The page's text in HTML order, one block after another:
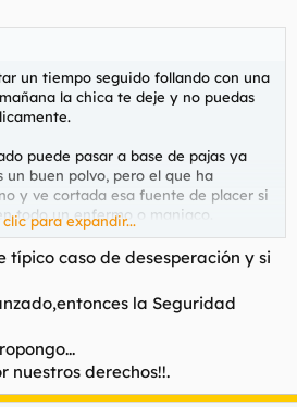
un tiempo seguido follando con una
la chica te deje y no puedas
puede pasar a base de pajas ya
un buen polvo, pero el que ha
y ve cortada esa fuente de placer si
todo un enfermo o maniaco.
situación, hace un mes lo dejé con mi
entonces me he folado a todos
incluyendo las mamparas de los
clic para expandir...
típico caso de desesperación y si
la Seguridad
nuestros derechos!!.